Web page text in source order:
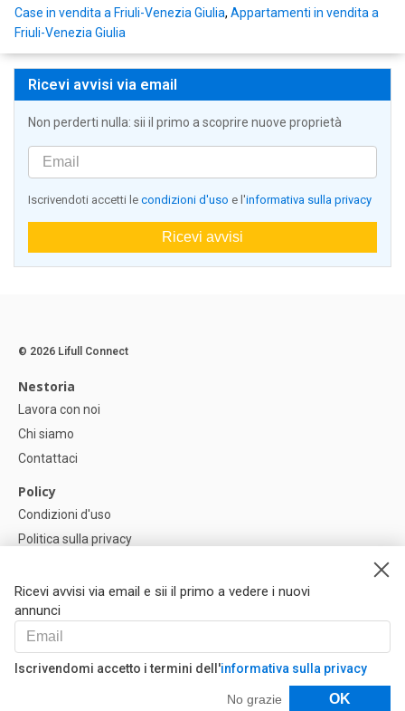
Case in vendita a Friuli-Venezia Giulia, Appartamenti in vendita a
Friuli-Venezia Giulia
Ricevi avvisi via email
Non perderti nulla: sii il primo a scoprire nuove proprietà
Iscrivendoti accetti le condizioni d'uso e l'informativa sulla privacy
Ricevi avvisi
Ricevi avvisi via email e sii il primo a vedere i nuovi
annunci
Iscrivendomi accetto i termini dell'informativa sulla privacy
No grazie OK
© 2026 Lifull Connect
Nestoria
Lavora con noi
Chi siamo
Contattaci
Policy
Condizioni d'uso
Politica sulla privacy
Impostazioni dei cookie
Help
FAQ
I Nostri Partner